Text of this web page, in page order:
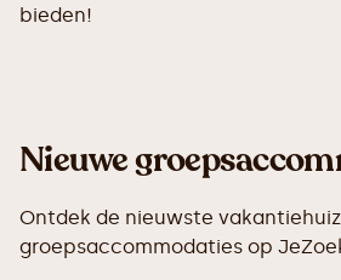
bieden!
Nieuwe
Ontdek de nieuwste
groepsaccommodaties op